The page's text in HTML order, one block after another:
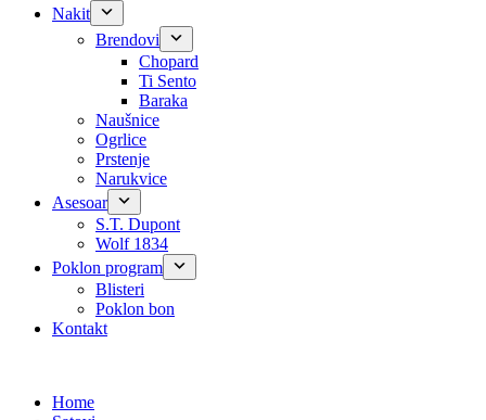
Nakit
Brendovi
Chopard
Ti Sento
Baraka
Naušnice
Ogrlice
Prstenje
Narukvice
Asesoar
S.T. Dupont
Wolf 1834
Poklon program
Blisteri
Poklon bon
Kontakt
Home